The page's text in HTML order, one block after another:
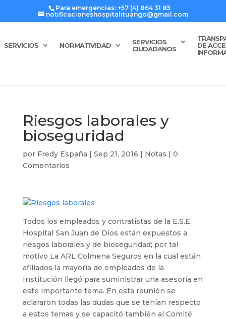
Para emergencias: +57 (4) 864 31 85
notificacioneshospitalituango@gmail.com
SERVICIOS NORMATIVIDAD
SERVICIOS
CIUDADANOS
DE
Riesgos laborales y
bioseguridad
por Fredy España | Sep 21, 2016 | Notas | 0
Comentarios
Todos los empleados y contratistas de la E.S.E.
Hospital San Juan de Dios están expuestos a
riesgos laborales y de bioseguridad; por tal
motivo La ARL Colmena Seguros en la cual están
afiliados la mayoría de empleados de la
Institución llegó para suministrar una asesoría en
este importante tema. En esta reunión se
aclararon todas las dudas que se tenían respecto
a estos temas y se capacitó también al Comité